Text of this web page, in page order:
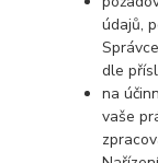
údajů,
dle
na
vaše